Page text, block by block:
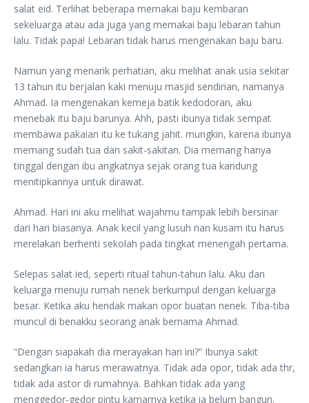
salat eid. Terlihat beberapa memakai baju kembaran
sekeluarga atau ada juga yang memakai baju lebaran tahun
lalu. Tidak papa! Lebaran tidak harus mengenakan baju baru.
Namun yang menarik perhatian, aku melihat anak usia sekitar
13 tahun itu berjalan kaki menuju masjid sendirian, namanya
Ahmad. Ia mengenakan kemeja batik kedodoran, aku
menebak itu baju barunya. Ahh, pasti ibunya tidak sempat
membawa pakaian itu ke tukang jahit. mungkin, karena ibunya
memang sudah tua dan sakit-sakitan. Dia memang hanya
tinggal dengan ibu angkatnya sejak orang tua kandung
menitipkannya untuk dirawat.
Ahmad. Hari ini aku melihat wajahmu tampak lebih bersinar
dari hari biasanya. Anak kecil yang lusuh nan kusam itu harus
merelakan berhenti sekolah pada tingkat menengah pertama.
Selepas salat ied, seperti ritual tahun-tahun lalu. Aku dan
keluarga menuju rumah nenek berkumpul dengan keluarga
besar. Ketika aku hendak makan opor buatan nenek. Tiba-tiba
muncul di benakku seorang anak bernama Ahmad.
“Dengan siapakah dia merayakan hari ini?” Ibunya sakit
sedangkan ia harus merawatnya. Tidak ada opor, tidak ada thr,
tidak ada astor di rumahnya. Bahkan tidak ada yang
menggedor-gedor pintu kamarnya ketika ia belum bangun.